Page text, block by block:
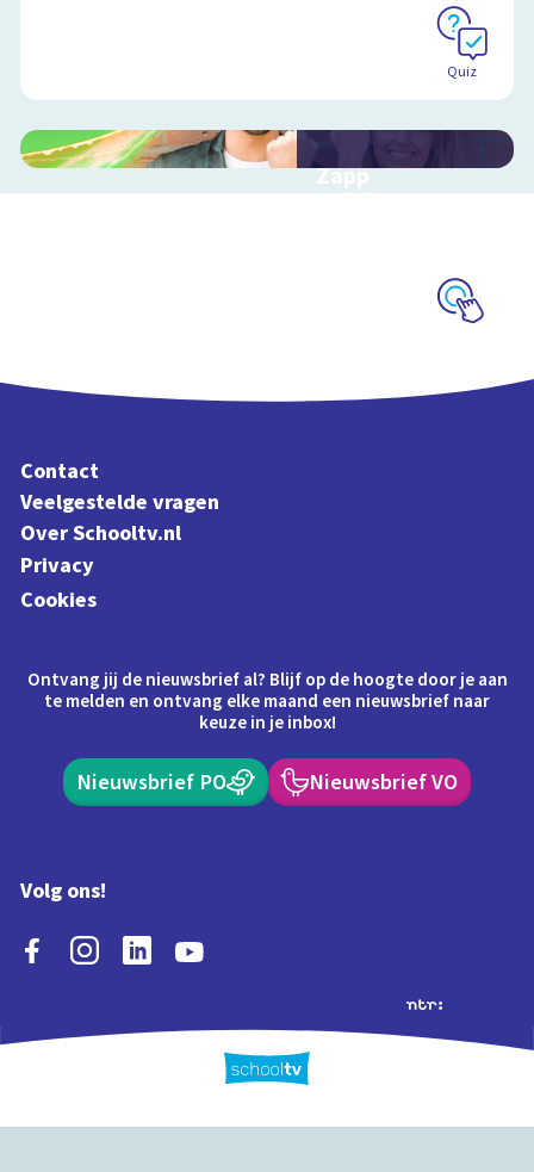
Quiz
Zapp
Heldengame
Contact
Veelgestelde vragen
Over Schooltv.nl
Privacy
Cookies
Ontvang jij de nieuwsbrief al? Blijf op de hoogte door je aan
te melden en ontvang elke maand een nieuwsbrief naar
keuze in je inbox!
Nieuwsbrief PO Nieuwsbrief VO
Volg ons!